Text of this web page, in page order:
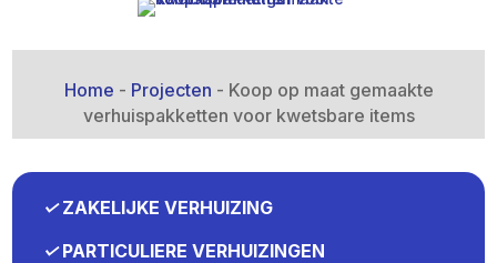
Home - Projecten - Koop op maat gemaakte
verhuispakketten voor kwetsbare items
✓ZAKELIJKE VERHUIZING
✓PARTICULIERE VERHUIZINGEN